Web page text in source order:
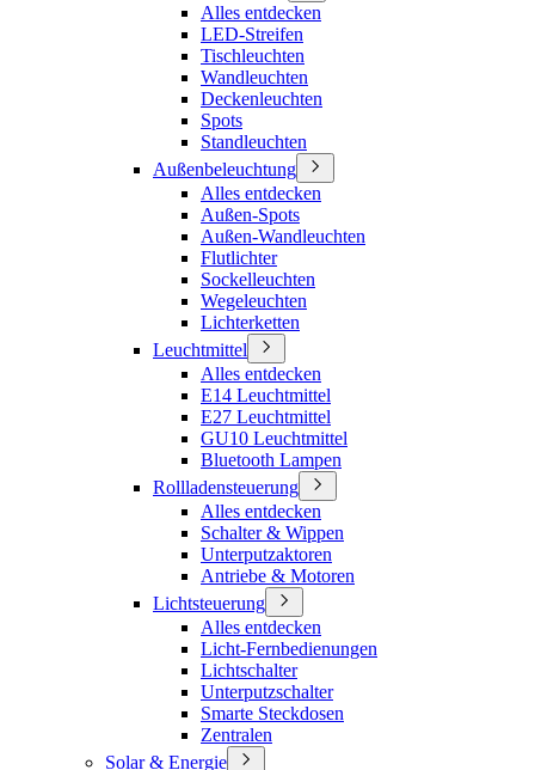
Alles entdecken
LED-Streifen
Tischleuchten
Wandleuchten
Deckenleuchten
Spots
Standleuchten
Außenbeleuchtung
Alles entdecken
Außen-Spots
Außen-Wandleuchten
Flutlichter
Sockelleuchten
Wegeleuchten
Lichterketten
Leuchtmittel
Alles entdecken
E14 Leuchtmittel
E27 Leuchtmittel
GU10 Leuchtmittel
Bluetooth Lampen
Rollladensteuerung
Alles entdecken
Schalter & Wippen
Unterputzaktoren
Antriebe & Motoren
Lichtsteuerung
Alles entdecken
Licht-Fernbedienungen
Lichtschalter
Unterputzschalter
Smarte Steckdosen
Zentralen
Solar & Energie